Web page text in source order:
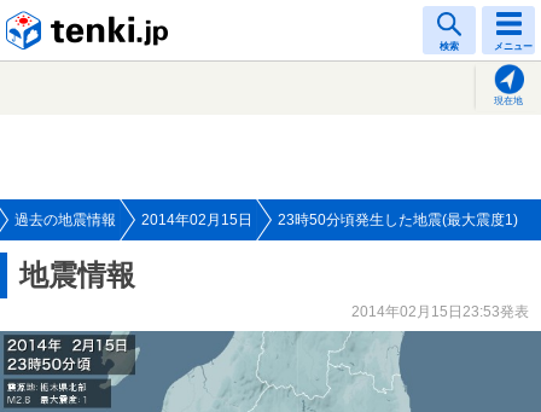
検索 メニュー
現在地
過去の地震情報 2014年02月15日 23時50分頃発生した地震(最大震度1)
地震情報
2014年02月15日23:53発表